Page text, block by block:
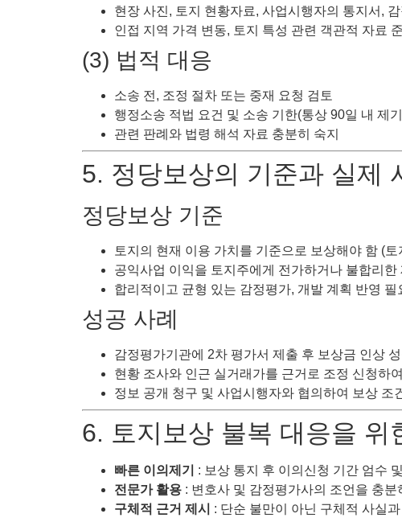
현장 사진, 토지 현황자료, 사업시행자의 통지서,
인접 지역 가격 변동, 토지 특성 관련 객관적 자료
(3) 법적 대응
소송 전, 조정 절차 또는 중재 요청 검토
행정소송 적법 요건 및 소송 기한(통상 90일 내 제
관련 판례와 법령 해석 자료 충분히 숙지
5. 정당보상의 기준과 실제
정당보상 기준
토지의 현재 이용 가치를 기준으로 보상해야 함 (
공익사업 이익을 토지주에게 전가하거나 불합리한
합리적이고 균형 있는 감정평가, 개발 계획 반영 필
성공 사례
감정평가기관에 2차 평가서 제출 후 보상금 인상
현황 조사와 인근 실거래가를 근거로 조정 신청하
정보 공개 청구 및 사업시행자와 협의하여 보상 조
6. 토지보상 불복 대응을 위
빠른 이의제기
: 보상 통지 후 이의신청 기간 엄수
전문가 활용 : 변호사 및 감정평가사의 조언을 충분
구체적 근거 제시
: 단순 불만이 아닌 구체적 사실과